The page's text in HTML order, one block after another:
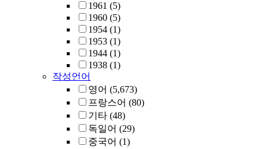
1961 (5)
1960 (5)
1954 (1)
1953 (1)
1944 (1)
1938 (1)
작성언어
영어 (5,673)
프랑스어 (80)
기타 (48)
독일어 (29)
중국어 (1)